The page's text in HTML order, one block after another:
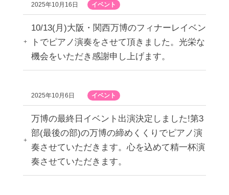
2025年10月16日 イベント
10/13(月)大阪・関西万博のフィナーレイベン
トでピアノ演奏をさせて頂きました。光栄な
機会をいただき感謝申し上げます。
2025年10月6日 イベント
万博の最終日イベント出演決定しました!第3
部(最後の部)の万博の締めくくりでピアノ演
奏させていただきます。心を込めて精一杯演
奏させていただきます。